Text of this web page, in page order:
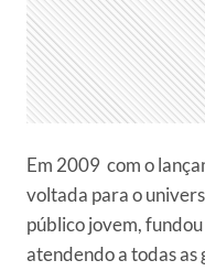
Em 2009 com o
voltada para o
público jovem,
atendendo a todas